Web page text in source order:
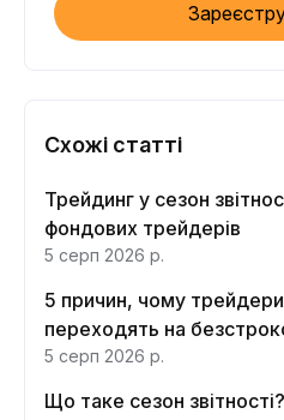
Схожі статті
Трейдинг у сезон
фондових трейдерів
5 серп 2026 р.
5 причин, чому
переходять на
5 серп 2026 р.
Що таке сезон